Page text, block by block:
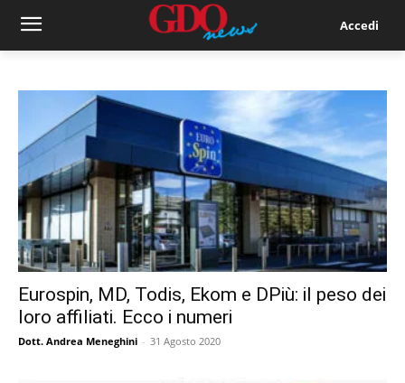
Accedi
Eurospin, MD, Todis, Ekom e DPiù: il peso dei
loro affiliati. Ecco i numeri
Dott. Andrea Meneghini - 31 Agosto 2020